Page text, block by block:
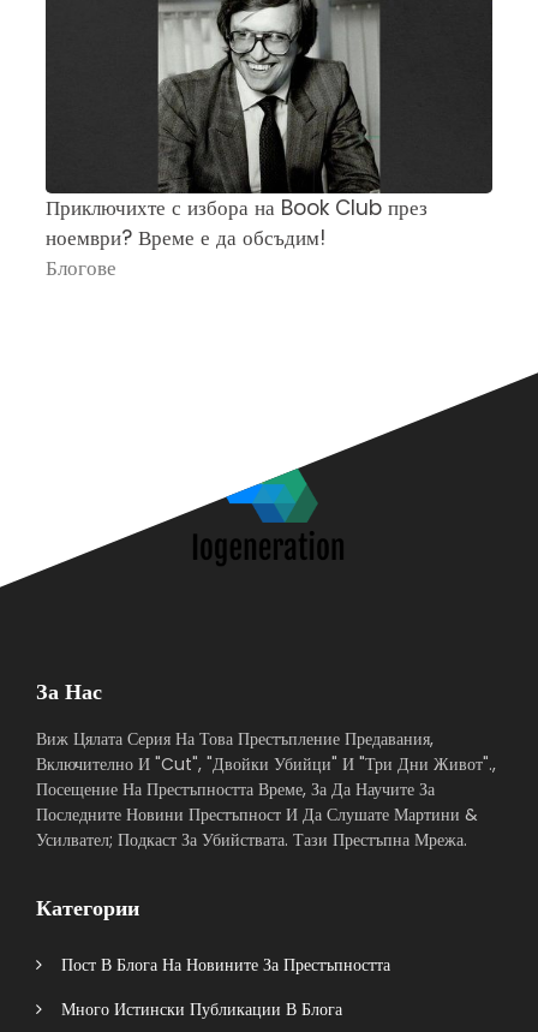
Приключихте с избора на Book Club през
ноември? Време е да обсъдим!
Блогове
За Нас
Виж Цялата Серия На Това Престъпление Предавания,
Включително И "Cut", "Двойки Убийци" И "Три Дни Живот".,
Посещение На Престъпността Време, За Да Научите За
Последните Новини Престъпност И Да Слушате Мартини &
Усилвател; Подкаст За Убийствата. Тази Престъпна Мрежа.
Категории
Пост В Блога На Новините За Престъпността
Много Истински Публикации В Блога